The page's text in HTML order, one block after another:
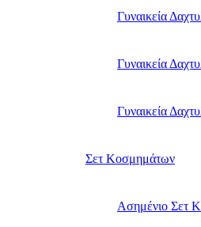
Γυναικεία
Γυναικεία
Γυναικεία
Σετ Κοσμημάτων
Ασημένιο Σετ